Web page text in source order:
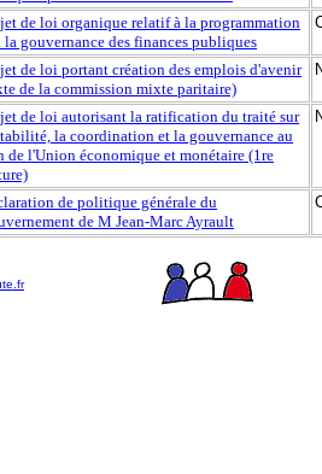
de loi organique relatif à la programmation
la gouvernance des finances publiques
de loi portant création des emplois d'avenir
de la commission mixte paritaire)
de loi autorisant la ratification du traité sur
la coordination et la gouvernance au
de l'Union économique et monétaire (1re
de politique générale du
de M Jean-Marc Ayrault